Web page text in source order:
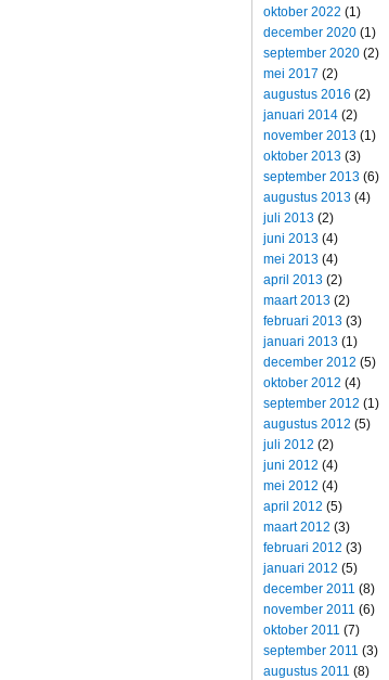
oktober 2022 (1)
december 2020 (1)
september 2020 (2)
mei 2017 (2)
augustus 2016 (2)
januari 2014 (2)
november 2013 (1)
oktober 2013 (3)
september 2013 (6)
augustus 2013 (4)
juli 2013 (2)
juni 2013 (4)
mei 2013 (4)
april 2013 (2)
maart 2013 (2)
februari 2013 (3)
januari 2013 (1)
december 2012 (5)
oktober 2012 (4)
september 2012 (1)
augustus 2012 (5)
juli 2012 (2)
juni 2012 (4)
mei 2012 (4)
april 2012 (5)
maart 2012 (3)
februari 2012 (3)
januari 2012 (5)
december 2011 (8)
november 2011 (6)
oktober 2011 (7)
september 2011 (3)
augustus 2011 (8)